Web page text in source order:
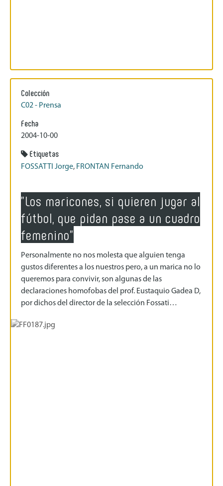
Colección
C02 - Prensa
Fecha
2004-10-00
Etiquetas
FOSSATTI Jorge, FRONTAN Fernando
"Los maricones, si quieren jugar al
fútbol, que pidan pase a un cuadro
femenino"
Personalmente no nos molesta que alguien tenga
gustos diferentes a los nuestros pero, a un marica no lo
queremos para convivir, son algunas de las
declaraciones homofobas del prof. Eustaquio Gadea D,
por dichos del director de la selección Fossati…